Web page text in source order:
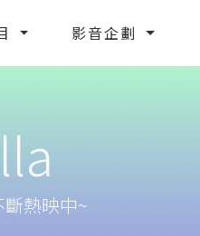
影音企劃
斷熱映中~